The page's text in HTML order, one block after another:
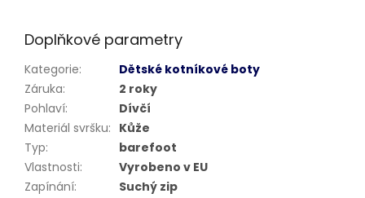
Doplňkové parametry
Kategorie:
Dětské kotníkové boty
Záruka:
2 roky
Pohlaví:
Dívčí
Materiál svršku: Kůže
Typ:
barefoot
Vlastnosti:
Vyrobeno v EU
Zapínání:
Suchý zip